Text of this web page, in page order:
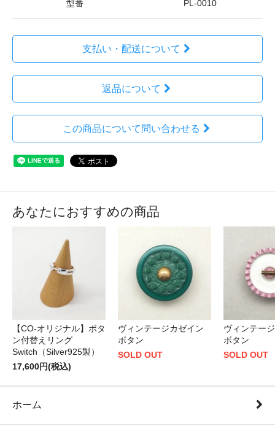
型番 PL-0010
支払い・配送について
返品について
この商品について問い合わせる
あなたにおすすめの商品
【CO-オリジナル】ボタ
ン付替えリング
Switch（Silver925製）
17,600円(税込)
ヴィンテージカゼイン
ボタン
SOLD OUT
ヴィンテー
ボタン
SOLD OUT
ホーム